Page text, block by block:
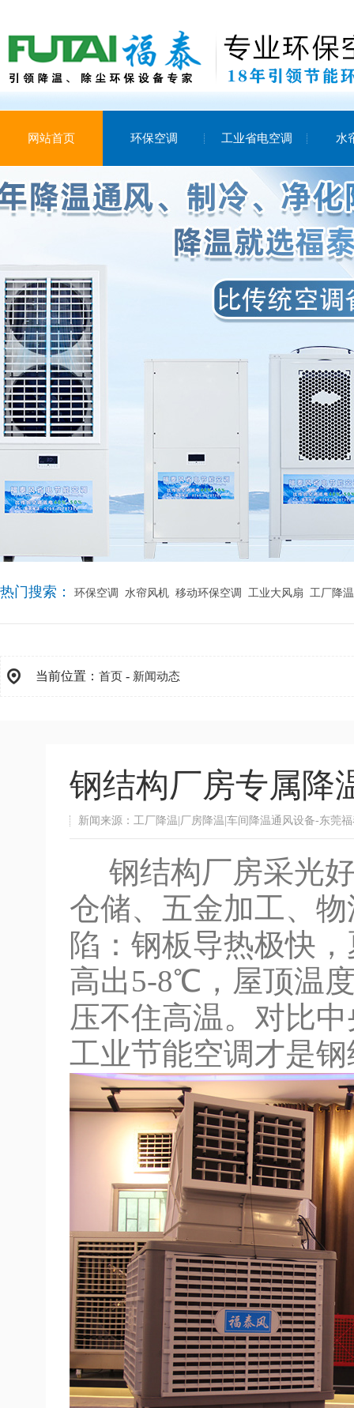
网站首页 环保空调 工业省电空调 水
热门搜索： 环保空调 水帘风机 移动环保空调 工业大风扇 工厂降温
当前位置： 首页 - 新闻动态
钢结构厂房专属降
新闻来源：工厂降温|厂房降温|车间降温通风设备-东莞
钢结构厂房采光好
仓储、五金加工、
陷：钢板导热极快
高出5-8℃，屋顶温
压不住高温。对比
工业节能空调才是